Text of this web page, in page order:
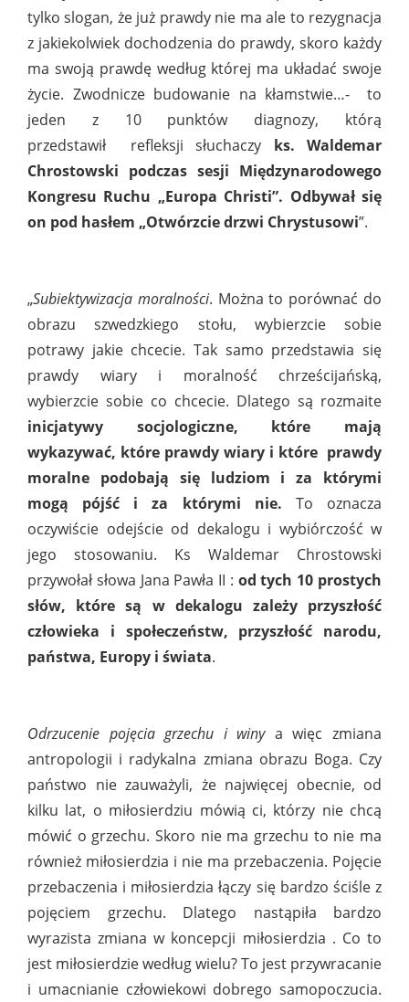
tylko slogan, że już prawdy nie ma ale to rezygnacja
z jakiekolwiek dochodzenia do prawdy, skoro każdy
ma swoją prawdę według której ma układać swoje
życie. Zwodnicze budowanie na kłamstwie…-
to
jeden z 10 punktów diagnozy, którą
przedstawił
refleksji słuchaczy ks. Waldemar
Chrostowski podczas sesji Międzynarodowego
Kongresu Ruchu „Europa Christi”. Odbywał się
on pod hasłem „Otwórzcie drzwi Chrystusowi”.
„Subiektywizacja moralności. Można to porównać do
obrazu szwedzkiego stołu, wybierzcie sobie
potrawy jakie chcecie. Tak samo przedstawia się
prawdy wiary i moralność chrześcijańską,
wybierzcie sobie co chcecie. Dlatego są rozmaite
inicjatywy socjologiczne, które mają
wykazywać, które prawdy wiary i które prawdy
moralne podobają się ludziom i za którymi
mogą pójść i za którymi nie. To oznacza
oczywiście odejście od dekalogu i wybiórczość w
jego stosowaniu. Ks Waldemar Chrostowski
przywołał słowa Jana Pawła II : od tych 10 prostych
słów, które są w dekalogu zależy przyszłość
człowieka i społeczeństw, przyszłość narodu,
państwa, Europy i świata.
Odrzucenie pojęcia grzechu i winya więc zmiana
antropologii i radykalna zmiana obrazu Boga. Czy
państwo nie zauważyli, że najwięcej obecnie, od
kilku lat, o miłosierdziu mówią ci, którzy nie chcą
mówić o grzechu. Skoro nie ma grzechu to nie ma
również miłosierdzia i nie ma przebaczenia. Pojęcie
przebaczenia i miłosierdzia łączy się bardzo ściśle z
pojęciem grzechu. Dlatego nastąpiła bardzo
wyrazista zmiana w koncepcji miłosierdzia . Co to
jest miłosierdzie według wielu? To jest przywracanie
i umacnianie człowiekowi dobrego samopoczucia.